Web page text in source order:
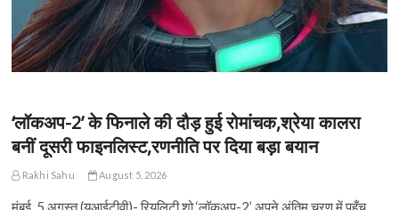
‘लॉकअप-2’ के फिनाले की दौड़ हुई रोमांचक,श्रेया कालरा
बनीं दूसरी फाइनलिस्ट,रणनीति पर दिया बड़ा बयान
Rakhi Sahu August 5, 2026
मुंबई, 5 अगस्त (युआईटीवी)- रियलिटी शो ‘लॉकअप-2’ अपने अंतिम चरण में पहुँच